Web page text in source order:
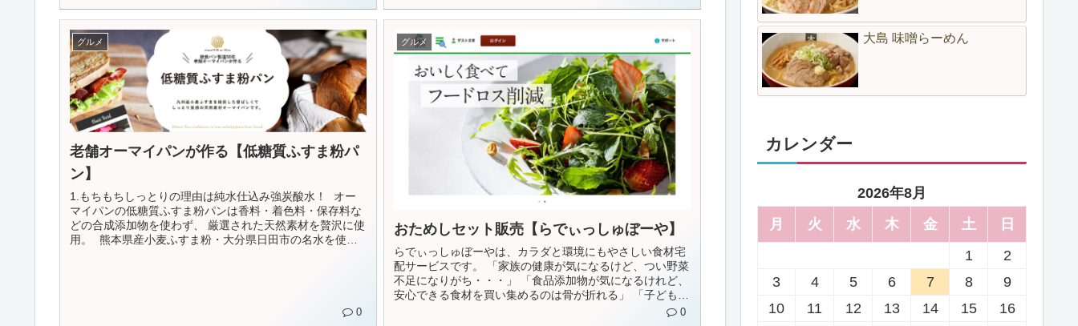
グルメ
老舗オーマイパンが作る【低糖質ふすま粉パ
ン】
1.もちもちしっとりの理由は純水仕込み強炭酸水！ オー
マイパンの低糖質ふすま粉パンは香料・着色料・保存料な
どの合成添加物を使わず、 厳選された天然素材を贅沢に使
用。 熊本県産小麦ふすま粉・大分県日田市の名水を使用
0
グルメ
おためしセット販売【らでぃっしゅぼーや】
らでぃっしゅぼーやは、カラダと環境にもやさしい食材宅
配サービスです。 「家族の健康が気になるけど、つい野菜
不足になりがち・・・」 「食品添加物が気になるけれど、
安心できる食材を買い集めるのは骨が折れる」 「子どもに
0
大島 味噌らーめん
カレンダー
2026年8月
月
火 水 木 金 土
日
1
2
3
4 5 6 7 8
9
10
11 12 13 14 15
16